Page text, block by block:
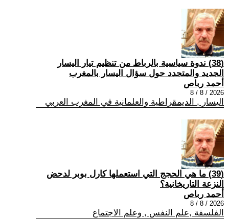
(38) ندوة سياسية بالرباط من تنظيم تيار اليسار
الجديد والمتجدد حول سؤال اليسار بالمغرب
أحمد رباص
2026 / 8 / 8
اليسار , الديمقراطية والعلمانية في المغرب العربي
(39) ما هي الحجج التي استعملها كارل بوبر لدحض
النزعة التاريخانية؟
أحمد رباص
2026 / 8 / 8
الفلسفة ,علم النفس , وعلم الاجتماع